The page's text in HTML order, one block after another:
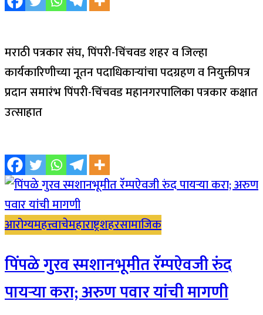
मराठी पत्रकार संघ, पिंपरी-चिंचवड शहर व जिल्हा
कार्यकारिणीच्या नूतन पदाधिकाऱ्यांचा पदग्रहण व नियुक्तीपत्र
प्रदान समारंभ पिंपरी-चिंचवड महानगरपालिका पत्रकार कक्षात
उत्साहात
आरोग्यमहत्त्वाचेमहाराष्ट्रशहरसामाजिक
पिंपळे गुरव स्मशानभूमीत रॅम्पऐवजी रुंद
पायऱ्या करा; अरुण पवार यांची मागणी